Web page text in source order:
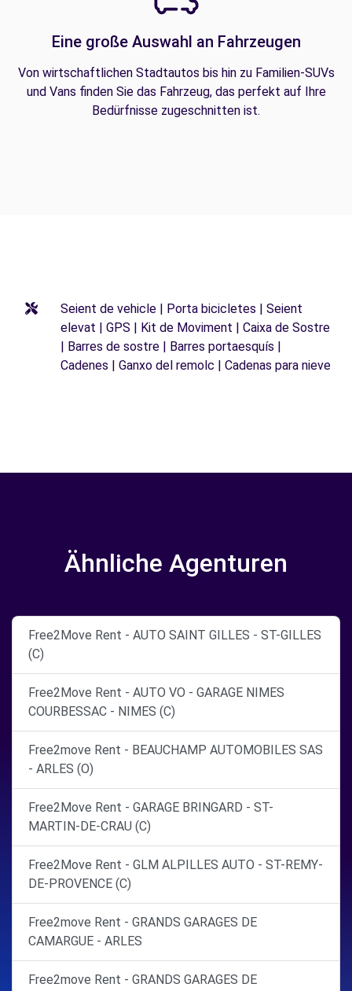
Eine große Auswahl an Fahrzeugen
Von wirtschaftlichen Stadtautos bis hin zu Familien-SUVs
und Vans finden Sie das Fahrzeug, das perfekt auf Ihre
Bedürfnisse zugeschnitten ist.
Seient de vehicle | Porta bicicletes | Seient
elevat | GPS | Kit de Moviment | Caixa de Sostre
| Barres de sostre | Barres portaesquís |
Cadenes | Ganxo del remolc | Cadenas para nieve
Ähnliche Agenturen
Free2Move Rent - AUTO SAINT GILLES - ST-GILLES
(C)
Free2Move Rent - AUTO VO - GARAGE NIMES
COURBESSAC - NIMES (C)
Free2move Rent - BEAUCHAMP AUTOMOBILES SAS
- ARLES (O)
Free2Move Rent - GARAGE BRINGARD - ST-
MARTIN-DE-CRAU (C)
Free2Move Rent - GLM ALPILLES AUTO - ST-REMY-
DE-PROVENCE (C)
Free2move Rent - GRANDS GARAGES DE
CAMARGUE - ARLES
Free2move Rent - GRANDS GARAGES DE